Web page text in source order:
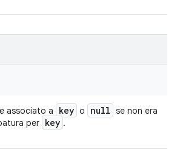
associato a key o null se non era
per key .